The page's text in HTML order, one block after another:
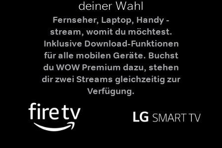
deiner Wahl
Fernseher, Laptop, Handy -
stream, womit du möchtest.
Inklusive Download-Funktionen
für alle mobilen Geräte. Buchst
du WOW Premium dazu, stehen
dir zwei Streams gleichzeitig zur
Verfügung.